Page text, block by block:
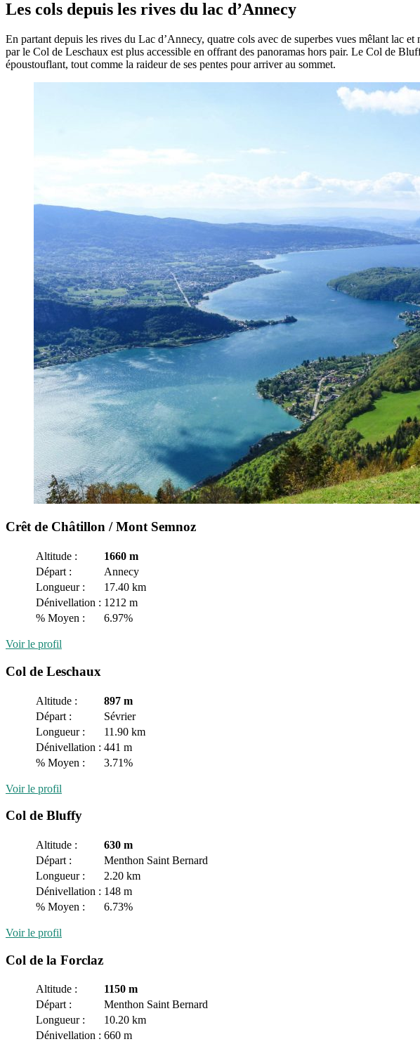
Les cols depuis les rives du lac d’Annecy
En partant depuis les rives du Lac d’Annecy, quatre cols avec de superbes vues mêlant lac
par le Col de Leschaux est plus accessible en offrant des panoramas hors pair. Le Col de
époustouflant, tout comme la raideur de ses pentes pour arriver au sommet.
Crêt de Châtillon / Mont Semnoz
Altitude :
1660 m
Départ :
Annecy
Longueur :
17.40 km
Dénivellation : 1212 m
% Moyen :
6.97%
Voir le profil
Col de Leschaux
Altitude :
897 m
Départ :
Sévrier
Longueur :
11.90 km
Dénivellation : 441 m
% Moyen :
3.71%
Voir le profil
Col de Bluffy
Altitude :
630 m
Départ :
Menthon Saint Bernard
Longueur :
2.20 km
Dénivellation : 148 m
% Moyen :
6.73%
Voir le profil
Col de la Forclaz
Altitude :
1150 m
Départ :
Menthon Saint Bernard
Longueur :
10.20 km
Dénivellation : 660 m